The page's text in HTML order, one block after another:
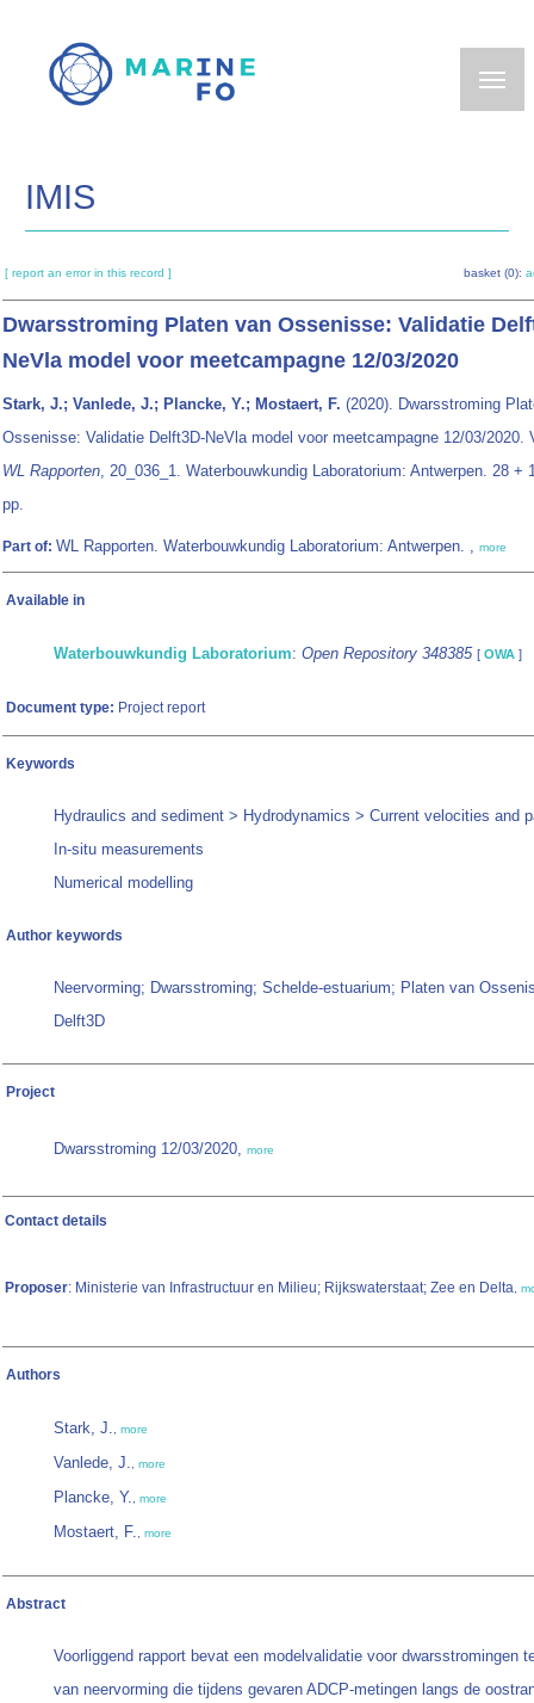
main
IMIS
[ report an error in this record ] basket (0):
Dwarsstroming Platen van Ossenisse: Validatie
NeVla model voor meetcampagne 12/03/2020
Stark, J.; Vanlede, J.; Plancke, Y.; Mostaert, F. (2020). Dwarsstroming
Ossenisse: Validatie Delft3D-NeVla model voor meetcampagne 12/03/2020.
WL Rapporten, 20_036_1. Waterbouwkundig Laboratorium: Antwerpen. 28 +
pp.
Part of: WL Rapporten. Waterbouwkundig Laboratorium: Antwerpen. , more
Available in
Waterbouwkundig Laboratorium: Open Repository 348385 [ OWA ]
Document type: Project report
Keywords
Hydraulics and sediment > Hydrodynamics > Current velocities and
In-situ measurements
Numerical modelling
Author keywords
Neervorming; Dwarsstroming; Schelde-estuarium; Platen van
Delft3D
Project
Dwarsstroming 12/03/2020, more
Contact details
Proposer: Ministerie van Infrastructuur en Milieu; Rijkswaterstaat; Zee en Delta,
Authors
Stark, J., more
Vanlede, J., more
Plancke, Y., more
Mostaert, F., more
Abstract
Voorliggend rapport bevat een modelvalidatie voor dwarsstromingen
van neervorming die tijdens gevaren ADCP-metingen langs de